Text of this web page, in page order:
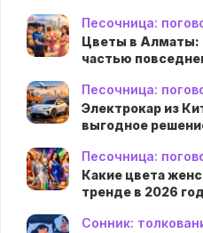
Песочница:
Цветы в Алматы:
частью
Песочница:
Электрокар из
выгодное
Песочница:
Какие цвета
тренде в 2026
Сонник: